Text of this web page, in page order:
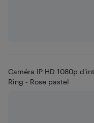
Caméra IP HD 1080p
Ring - Rose pastel